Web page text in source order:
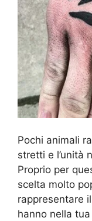
Pochi animali
stretti e l’unità
Proprio per
scelta molto
rappresentare
hanno nella